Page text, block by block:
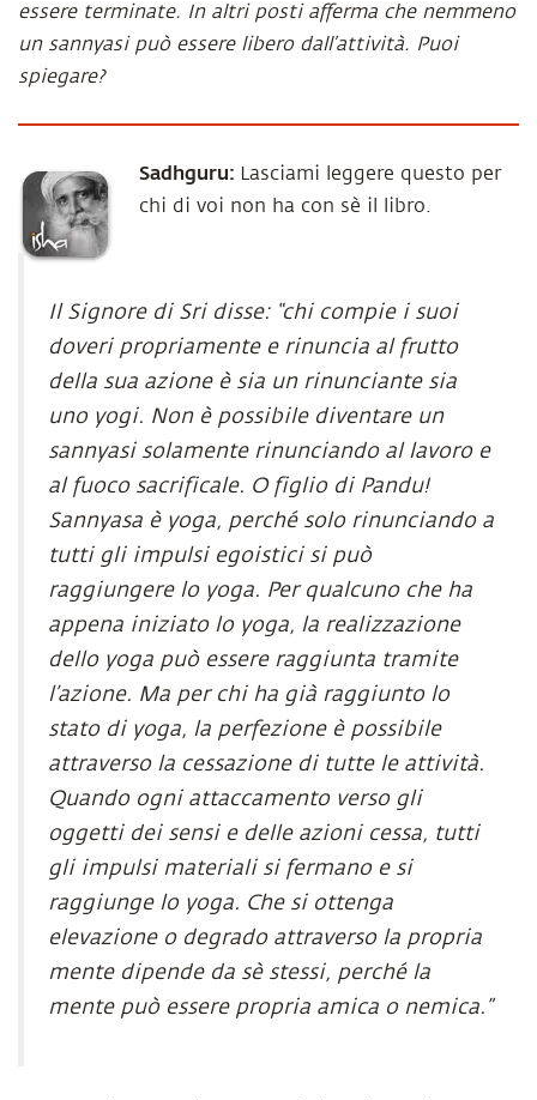
essere terminate. In altri posti afferma che nemmeno
un sannyasi può essere libero dall’attività. Puoi
spiegare?
Sadhguru: Lasciami leggere questo per
chi di voi non ha con sè il libro.
Il Signore di Sri disse: “chi compie i suoi
doveri propriamente e rinuncia al frutto
della sua azione è sia un rinunciante sia
uno yogi. Non è possibile diventare un
sannyasi solamente rinunciando al lavoro e
al fuoco sacrificale. O figlio di Pandu!
Sannyasa è yoga, perché solo rinunciando a
tutti gli impulsi egoistici si può
raggiungere lo yoga. Per qualcuno che ha
appena iniziato lo yoga, la realizzazione
dello yoga può essere raggiunta tramite
l’azione. Ma per chi ha già raggiunto lo
stato di yoga, la perfezione è possibile
attraverso la cessazione di tutte le attività.
Quando ogni attaccamento verso gli
oggetti dei sensi e delle azioni cessa, tutti
gli impulsi materiali si fermano e si
raggiunge lo yoga. Che si ottenga
elevazione o degrado attraverso la propria
mente dipende da sè stessi, perché la
mente può essere propria amica o nemica.”